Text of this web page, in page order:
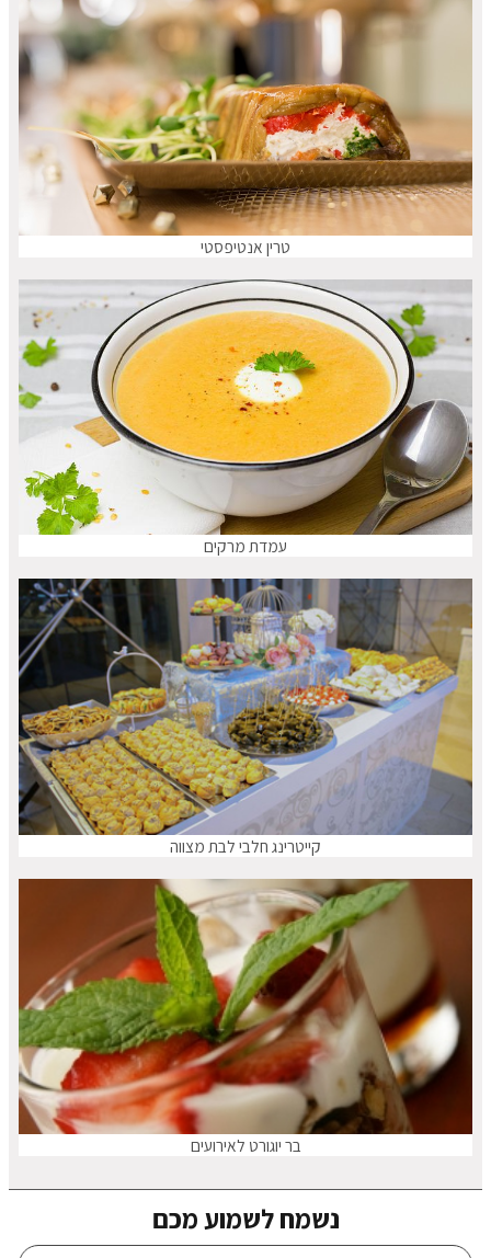
טרין אנטיפסטי
עמדת מרקים
קייטרינג חלבי לבת מצווה
בר יוגורט לאירועים
נשמח לשמוע מכם